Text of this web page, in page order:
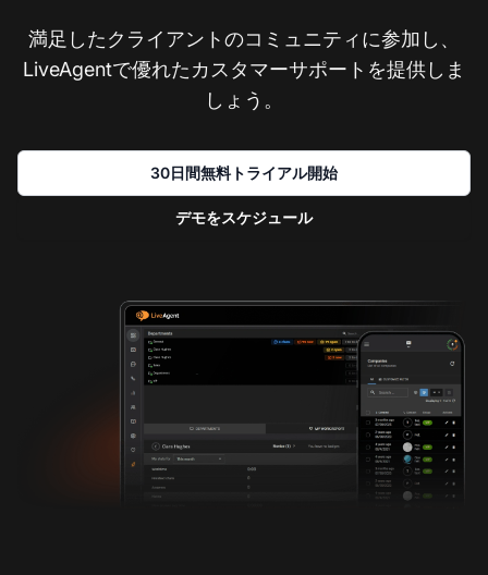
満足したクライアントのコミュニティに参加し、
LiveAgentで優れたカスタマーサポートを提供しま
しょう。
30日間無料トライアル開始
デモをスケジュール